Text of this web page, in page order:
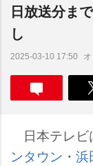
日放送分ま
し
2025-03-10 17:50
日本テレビ
ンタウン ・ 浜